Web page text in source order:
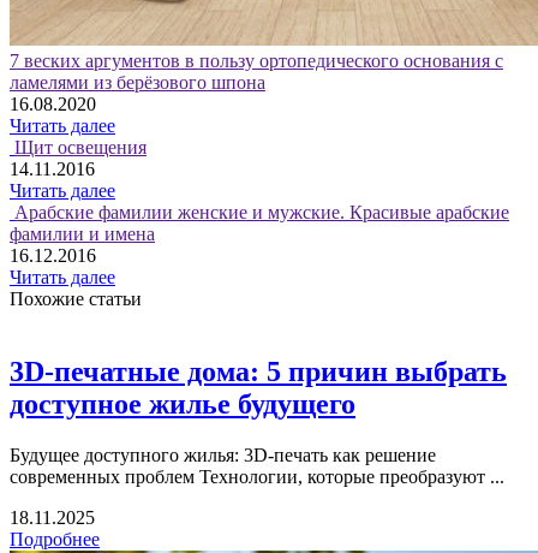
7 веских аргументов в пользу ортопедического основания с
ламелями из берёзового шпона
16.08.2020
Читать далее
Щит освещения
14.11.2016
Читать далее
Арабские фамилии женские и мужские. Красивые арабские
фамилии и имена
16.12.2016
Читать далее
Похожие статьи
3D-печатные дома: 5 причин выбрать
доступное жилье будущего
Будущее доступного жилья: 3D-печать как решение
современных проблем Технологии, которые преобразуют ...
18.11.2025
Подробнее